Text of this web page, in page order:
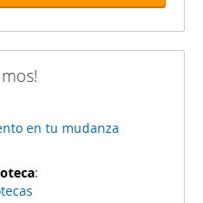
en tu mudanza
: